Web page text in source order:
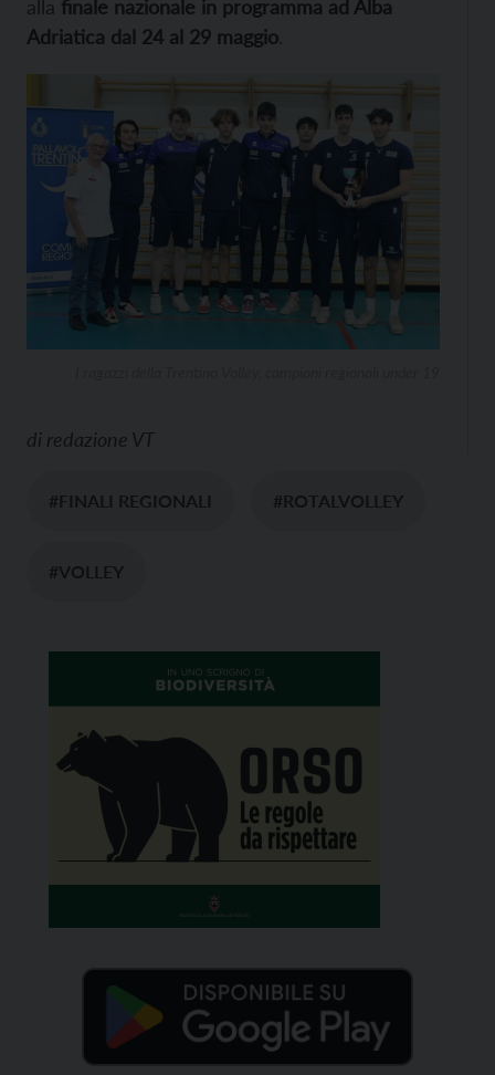
alla finale nazionale in programma ad Alba
Adriatica dal 24 al 29 maggio.
di redazione VT
#FINALI REGIONALI #ROTALVOLLEY
#VOLLEY